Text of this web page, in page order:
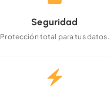
Seguridad
Protección total para tus datos.